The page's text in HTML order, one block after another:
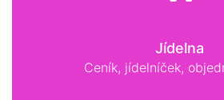
Jídelna
Ceník, jídelníček,